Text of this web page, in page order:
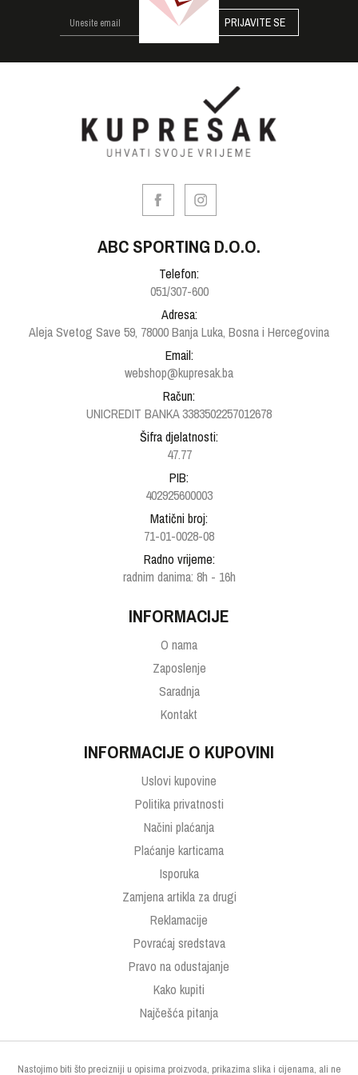
PRIJAVITE SE
ABC SPORTING D.O.O.
Telefon:
051/307-600
Adresa:
Aleja Svetog Save 59, 78000 Banja Luka, Bosna i Hercegovina
Email:
webshop@kupresak.ba
Račun:
UNICREDIT BANKA 3383502257012678
Šifra djelatnosti:
47.77
PIB:
402925600003
Matični broj:
71-01-0028-08
Radno vrijeme:
radnim danima: 8h - 16h
INFORMACIJE
O nama
Zaposlenje
Saradnja
Kontakt
INFORMACIJE O KUPOVINI
Uslovi kupovine
Politika privatnosti
Načini plaćanja
Plaćanje karticama
Isporuka
Zamjena artikla za drugi
Reklamacije
Povraćaj sredstava
Pravo na odustajanje
Kako kupiti
Najčešća pitanja
Nastojimo biti što precizniji u opisima proizvoda, prikazima slika i cijenama, ali ne